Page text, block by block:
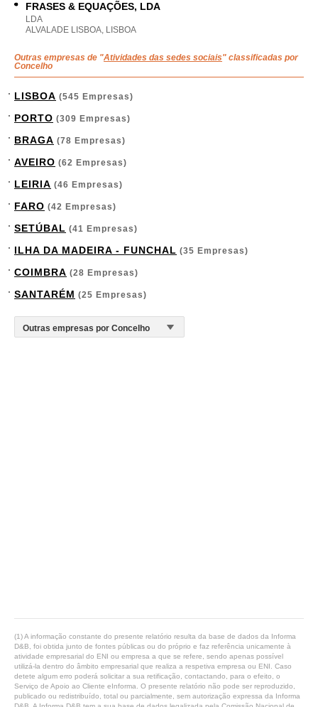
FRASES & EQUAÇÕES, LDA
LDA
ALVALADE LISBOA, LISBOA
Outras empresas de "Atividades das sedes sociais" classificadas por
Concelho
LISBOA (545 Empresas)
PORTO (309 Empresas)
BRAGA (78 Empresas)
AVEIRO (62 Empresas)
LEIRIA (46 Empresas)
FARO (42 Empresas)
SETÚBAL (41 Empresas)
ILHA DA MADEIRA - FUNCHAL (35 Empresas)
COIMBRA (28 Empresas)
SANTARÉM (25 Empresas)
(1) A informação constante do presente relatório resulta da base de dados da Informa
D&B, foi obtida junto de fontes públicas ou do próprio e faz referência unicamente à
atividade empresarial do ENI ou empresa a que se refere, sendo apenas possível
utilizá-la dentro do âmbito empresarial que realiza a respetiva empresa ou ENI. Caso
detete algum erro poderá solicitar a sua retificação, contactando, para o efeito, o
Serviço de Apoio ao Cliente eInforma. O presente relatório não pode ser reproduzido,
publicado ou redistribuído, total ou parcialmente, sem autorização expressa da Informa